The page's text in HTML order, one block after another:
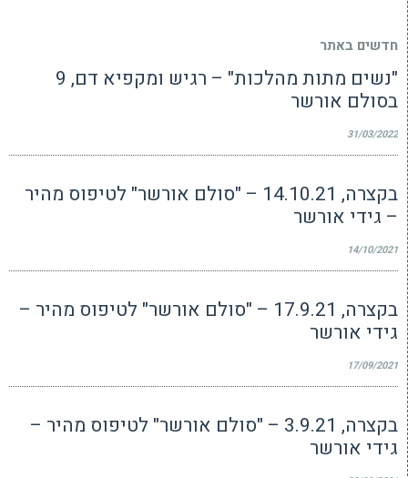
חדשים באתר
"נשים מתות מהלכות" – רגיש ומקפיא דם, 9
בסולם אורשר
31/03/2022
בקצרה, 14.10.21 – "סולם אורשר" לטיפוס מהיר
– גידי אורשר
14/10/2021
בקצרה, 17.9.21 – "סולם אורשר" לטיפוס מהיר –
גידי אורשר
17/09/2021
בקצרה, 3.9.21 – "סולם אורשר" לטיפוס מהיר –
גידי אורשר